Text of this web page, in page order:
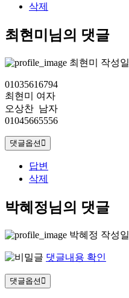
삭제
최현미님의 댓글
최현미 작성일
01035616794
최현미 여자
오상찬 남자
01045665556
댓글옵션
답변
삭제
박혜정님의 댓글
박혜정 작성일
댓글내용 확인
댓글옵션